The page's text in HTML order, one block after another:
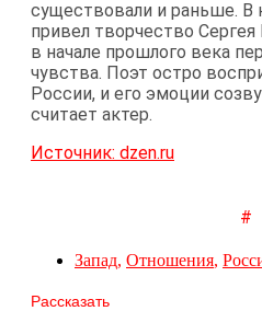
существовали и раньше. В
привел творчество
в начале прошлого века
чувства. Поэт остро
России, и его эмоции
считает актер.
Источник: dzen.ru
#
Запад, Отношения,
Рассказать